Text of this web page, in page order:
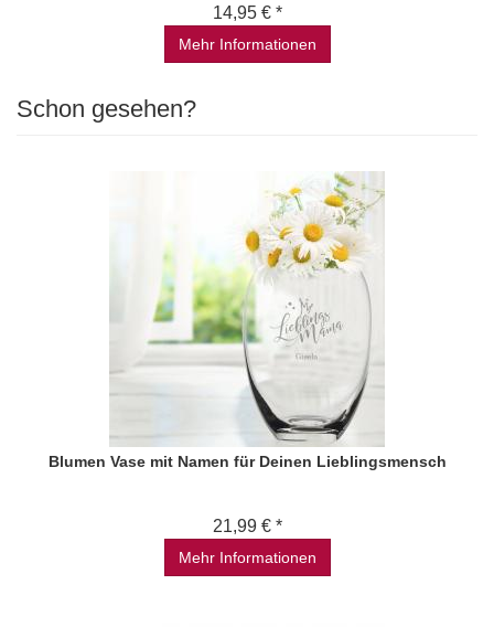
14,95 € *
Mehr Informationen
Schon gesehen?
Blumen Vase mit Namen für Deinen Lieblingsmensch
21,99 € *
Mehr Informationen